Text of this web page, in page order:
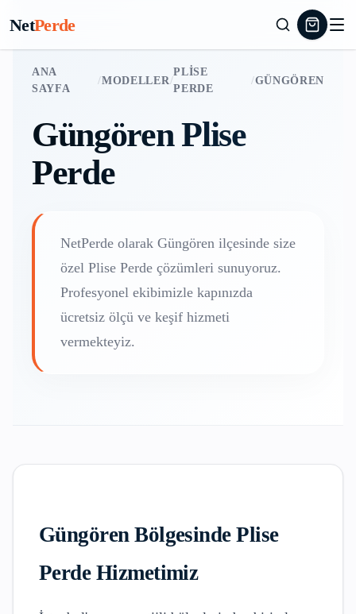
NetPerde
ANA
SAYFA
/MODELLER/
PLISE
PERDE
/GÜNGÖREN
GüngörenPlise
Perde
NetPerde olarak Güngören ilçesinde size
özel Plise Perde çözümleri sunuyoruz.
Profesyonel ekibimizle kapınızda
ücretsiz ölçü ve keşif hizmeti
vermekteyiz.
GüngörenBölgesindePlise
PerdeHizmetimiz